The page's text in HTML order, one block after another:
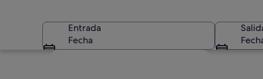
Entrada
Fecha